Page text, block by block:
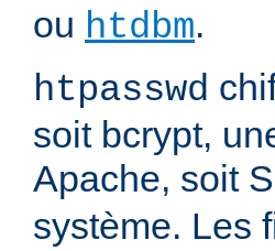
ou htdbm.
htpasswd
soit bcrypt,
Apache, soit
système. Les